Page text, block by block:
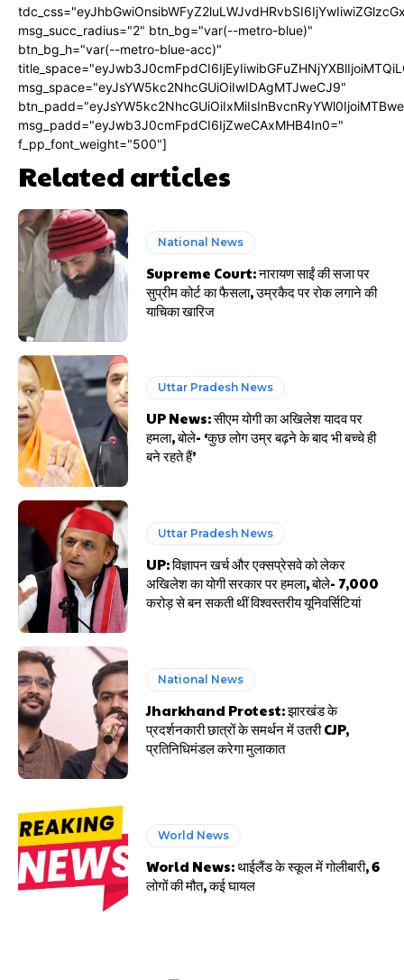
msg_succ_radius="2" btn_bg="var(--metro-blue)"
btn_bg_h="var(--metro-blue-acc)"
msg_space="eyJsYW5kc2NhcGUiOiIwIDAgMTJweCJ9"
msg_padd="eyJwb3J0cmFpdCI6IjZweCAxMHB4In0="
f_pp_font_weight="500"]
Related articles
National News
Supreme Court: नारायण साईं की सजा पर
सुप्रीम कोर्ट का फैसला, उम्रकैद पर रोक लगाने की
याचिका खारिज
Uttar Pradesh News
UP News: सीएम योगी का अखिलेश यादव पर
हमला, बोले- ‘कुछ लोग उम्र बढ़ने के बाद भी बच्चे ही
बने रहते हैं’
Uttar Pradesh News
UP: विज्ञापन खर्च और एक्सप्रेसवे को लेकर
अखिलेश का योगी सरकार पर हमला, बोले- 7,000
करोड़ से बन सकती थीं विश्वस्तरीय यूनिवर्सिटियां
National News
Jharkhand Protest: झारखंड के
प्रदर्शनकारी छात्रों के समर्थन में उतरी CJP,
प्रतिनिधिमंडल करेगा मुलाकात
World News
World News: थाईलैंड के स्कूल में गोलीबारी, 6
लोगों की मौत, कई घायल